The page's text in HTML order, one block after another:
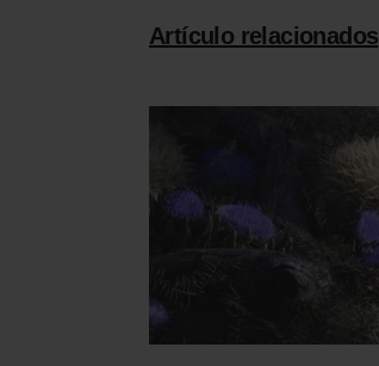
Artículo relacionados